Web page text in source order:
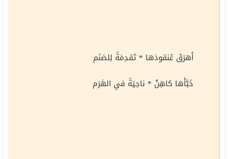
أَهرَقَ عُنقودَها * تَقدِمَةً لِلصَنَم
خَبَّأَها كاهِنٌ * ناحِيَةً في الهَرَم